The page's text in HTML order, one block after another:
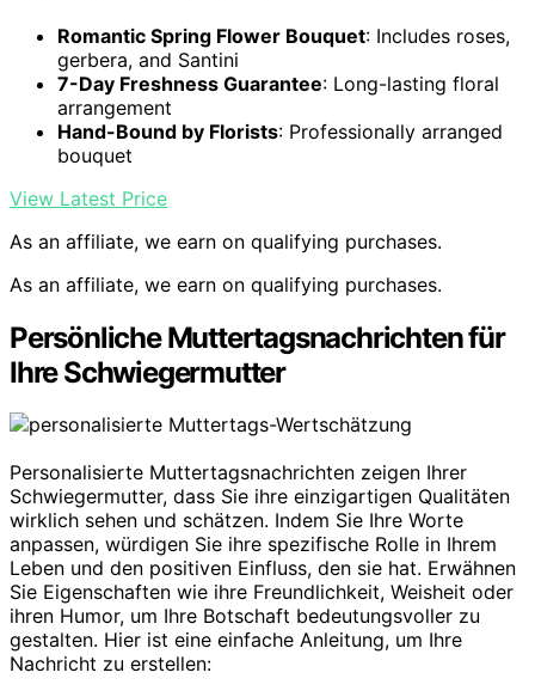
Romantic Spring Flower Bouquet: Includes roses,
gerbera, and Santini
7-Day Freshness Guarantee: Long-lasting floral
arrangement
Hand-Bound by Florists: Professionally arranged
bouquet
View Latest Price
As an affiliate, we earn on qualifying purchases.
As an affiliate, we earn on qualifying purchases.
Persönliche Muttertagsnachrichten für
Ihre Schwiegermutter
Personalisierte Muttertagsnachrichten zeigen Ihrer
Schwiegermutter, dass Sie ihre einzigartigen Qualitäten
wirklich sehen und schätzen. Indem Sie Ihre Worte
anpassen, würdigen Sie ihre spezifische Rolle in Ihrem
Leben und den positiven Einfluss, den sie hat. Erwähnen
Sie Eigenschaften wie ihre Freundlichkeit, Weisheit oder
ihren Humor, um Ihre Botschaft bedeutungsvoller zu
gestalten. Hier ist eine einfache Anleitung, um Ihre
Nachricht zu erstellen: